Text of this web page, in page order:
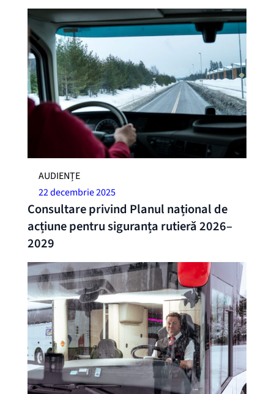
AUDIENȚE
22 decembrie 2025
Consultare privind Planul național de
acțiune pentru siguranța rutieră 2026–
2029